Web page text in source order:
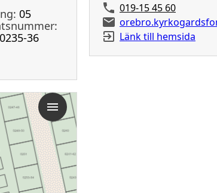
05
36
019-15 45 60
Länk till hemsida